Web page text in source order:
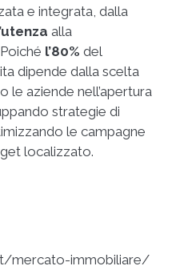
e integrata, dalla
alla
l’80% del
dipende dalla scelta
le aziende nell’apertura
strategie di
le campagne
localizzato.
mercato-immobiliare/